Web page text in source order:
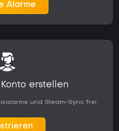
Alarme
Konto erstellen
und Steam-Sync frei